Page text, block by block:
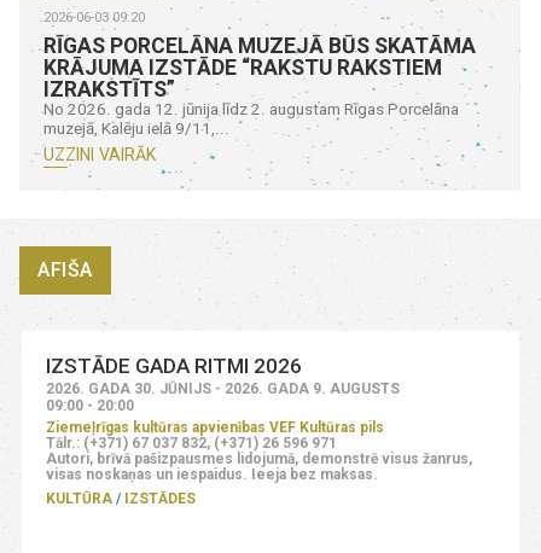
2026-06-03 09:20
RĪGAS PORCELĀNA MUZEJĀ BŪS SKATĀMA
KRĀJUMA IZSTĀDE “RAKSTU RAKSTIEM
IZRAKSTĪTS”
No 2026. gada 12. jūnija līdz 2. augustam Rīgas Porcelāna
muzejā, Kalēju ielā 9/11,...
UZZINI VAIRĀK
AFIŠA
IZSTĀDE GADA RITMI 2026
2026. GADA 30. JŪNIJS - 2026. GADA 9. AUGUSTS
09:00 - 20:00
Ziemeļrīgas kultūras apvienības VEF Kultūras pils
Tālr.: (+371) 67 037 832, (+371) 26 596 971
Autori, brīvā pašizpausmes lidojumā, demonstrē visus žanrus,
visas noskaņas un iespaidus. Ieeja bez maksas.
KULTŪRA
IZSTĀDES